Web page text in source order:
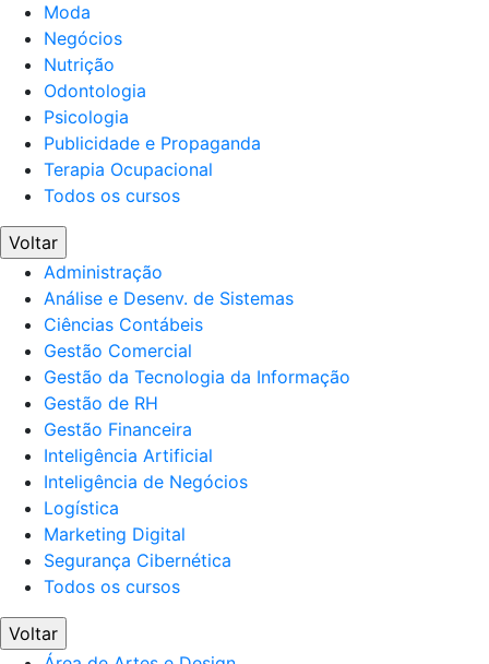
Moda
Negócios
Nutrição
Odontologia
Psicologia
Publicidade e Propaganda
Terapia Ocupacional
Todos os cursos
Voltar
Administração
Análise e Desenv. de Sistemas
Ciências Contábeis
Gestão Comercial
Gestão da Tecnologia da Informação
Gestão de RH
Gestão Financeira
Inteligência Artificial
Inteligência de Negócios
Logística
Marketing Digital
Segurança Cibernética
Todos os cursos
Voltar